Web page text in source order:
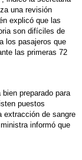
una revisión
explicó que las
son difíciles de
los pasajeros que
las primeras 72
preparado para
puestos
extracción de sangre
informó que